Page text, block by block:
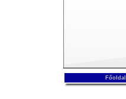
Főoldal